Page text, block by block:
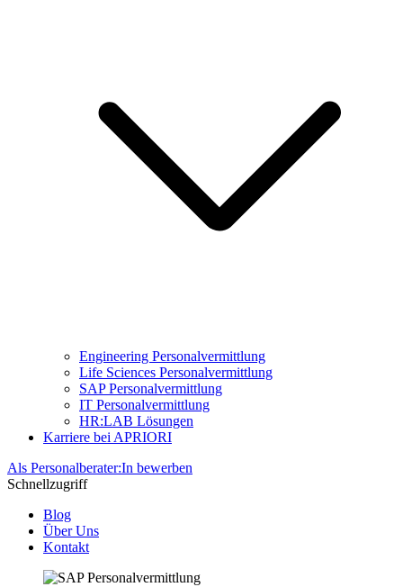
Engineering Personalvermittlung
Life Sciences Personalvermittlung
SAP Personalvermittlung
IT Personalvermittlung
HR:LAB Lösungen
Karriere bei APRIORI
Als Personalberater:In bewerben
Schnellzugriff
Blog
Über Uns
Kontakt